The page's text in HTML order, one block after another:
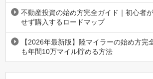
不動産投資の始め方完全ガイド｜初心者
せず購入するロードマップ
【2026年最新版】陸マイラーの始め方完
も年間10万マイル貯める方法